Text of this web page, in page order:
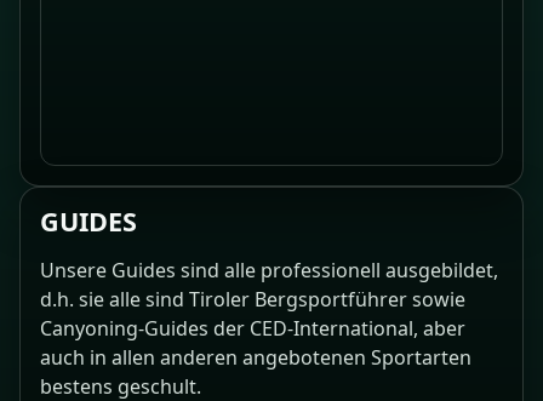
GUIDES
Unsere Guides sind alle professionell ausgebildet,
d.h. sie alle sind Tiroler Bergsportführer sowie
Canyoning-Guides der CED-International, aber
auch in allen anderen angebotenen Sportarten
bestens geschult.